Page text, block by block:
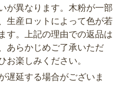
が異なります。木粉が一部
生産ロットによって色が若
す。上記の理由での返品は
あらかじめご了承いただ
お楽しみください。
遅延する場合がございま